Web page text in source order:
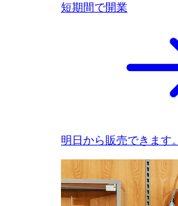
短期間で開業
明日から販売できます。